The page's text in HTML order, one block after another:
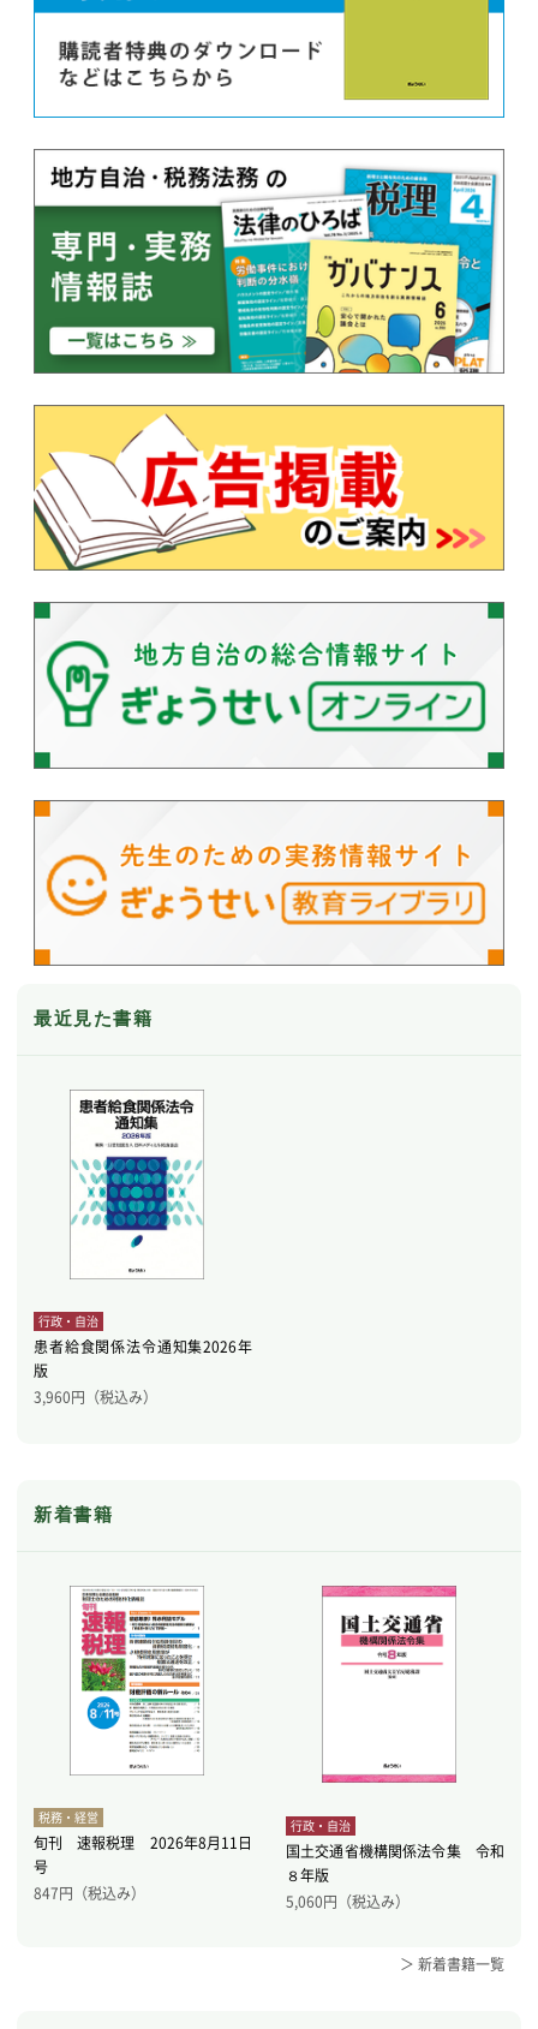
最近見た書籍
行政・自治
患者給食関係法令通知集2026年
版
3,960円（税込み）
新着書籍
税務・経営
旬刊 速報税理 2026年8月11日
号
847円（税込み）
行政・自治
国土交通省機構関係法令集 令和
８年版
5,060円（税込み）
＞ 新着書籍一覧